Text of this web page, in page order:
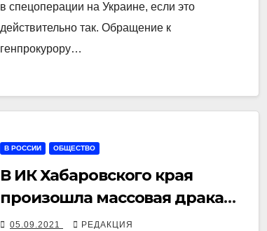
в спецоперации на Украине, если это
действительно так. Обращение к
генпрокурору…
В РОССИИ ОБЩЕСТВО
В ИК Хабаровского края
произошла массовая драка
заключенных, двое погибли
05.09.2021 РЕДАКЦИЯ